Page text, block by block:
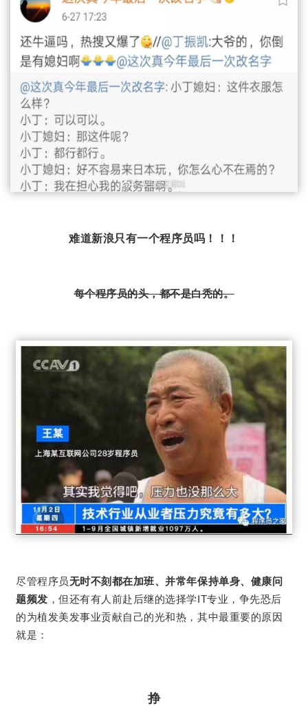
难道新浪只有一个程序员吗！ ！ ！
每个程序员的头，都不是白秃的。
尽管程序员无时不刻都在加班、并常年保持单身、健康问
题频发 ，但还有有人前赴后继的选择学IT专业，争先恐后
的为植发美发事业贡献自己的光和热，其中最重要的原因
就是：
挣